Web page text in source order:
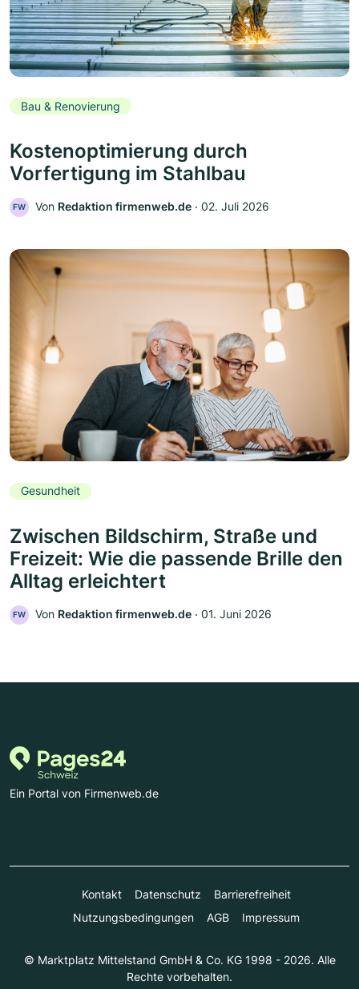
Bau & Renovierung
Kostenoptimierung durch
Vorfertigung im Stahlbau
FW Von Redaktion firmenweb.de ‧ 02. Juli 2026
Gesundheit
Zwischen Bildschirm, Straße und
Freizeit: Wie die passende Brille den
Alltag erleichtert
FW Von Redaktion firmenweb.de ‧ 01. Juni 2026
Ein Portal von Firmenweb.de
Kontakt Datenschutz
Barrierefreiheit
Nutzungsbedingungen
AGB Impressum
© Marktplatz Mittelstand GmbH & Co. KG 1998 - 2026. Alle
Rechte vorbehalten.